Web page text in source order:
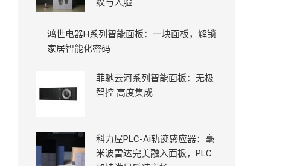
纹与人脸
鸿世电器H系列智能面板：一块面板，解锁
家居智能化密码
菲驰云河系列智能面板：无极
智控 高度集成
科力屋PLC-Ai轨迹感应器：毫
米波雷达完美融入面板，PLC